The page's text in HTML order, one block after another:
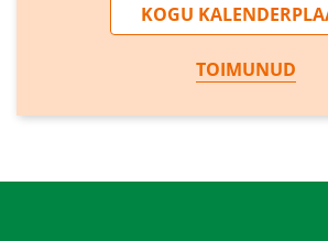
KOGU
TOIMUNUD